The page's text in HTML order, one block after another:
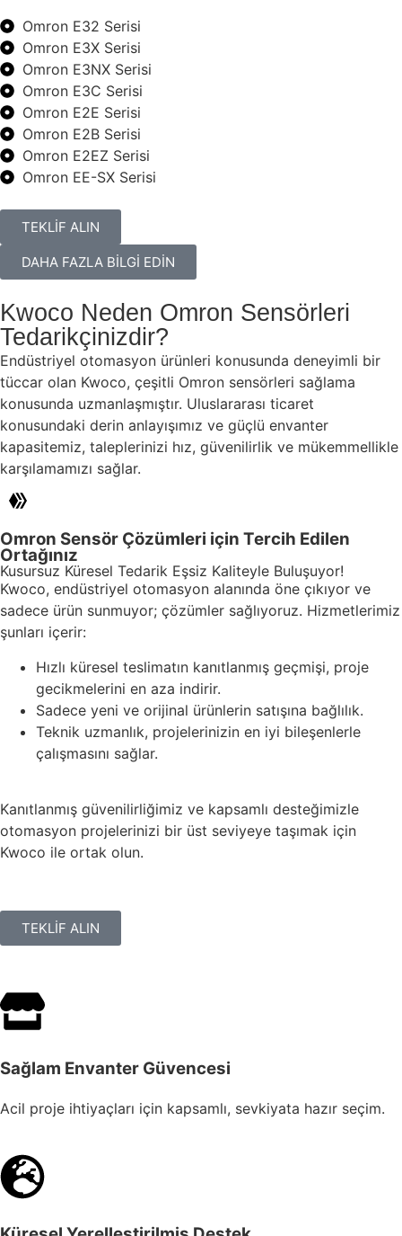
Omron E32 Serisi
Omron E3X Serisi
Omron E3NX Serisi
Omron E3C Serisi
Omron E2E Serisi
Omron E2B Serisi
Omron E2EZ Serisi
Omron EE-SX Serisi
TEKLİF ALIN
DAHA FAZLA BİLGİ EDİN
Kwoco Neden Omron Sensörleri
Tedarikçinizdir?
Endüstriyel otomasyon ürünleri konusunda deneyimli bir
tüccar olan Kwoco, çeşitli Omron sensörleri sağlama
konusunda uzmanlaşmıştır. Uluslararası ticaret
konusundaki derin anlayışımız ve güçlü envanter
kapasitemiz, taleplerinizi hız, güvenilirlik ve mükemmellikle
karşılamamızı sağlar.
Omron Sensör Çözümleri için Tercih Edilen
Ortağınız
Kusursuz Küresel Tedarik Eşsiz Kaliteyle Buluşuyor!
Kwoco, endüstriyel otomasyon alanında öne çıkıyor ve
sadece ürün sunmuyor; çözümler sağlıyoruz. Hizmetlerimiz
şunları içerir:
Hızlı küresel teslimatın kanıtlanmış geçmişi, proje
gecikmelerini en aza indirir.
Sadece yeni ve orijinal ürünlerin satışına bağlılık.
Teknik uzmanlık, projelerinizin en iyi bileşenlerle
çalışmasını sağlar.
Kanıtlanmış güvenilirliğimiz ve kapsamlı desteğimizle
otomasyon projelerinizi bir üst seviyeye taşımak için
Kwoco ile ortak olun.
TEKLİF ALIN
Sağlam Envanter Güvencesi
Acil proje ihtiyaçları için kapsamlı, sevkiyata hazır seçim.